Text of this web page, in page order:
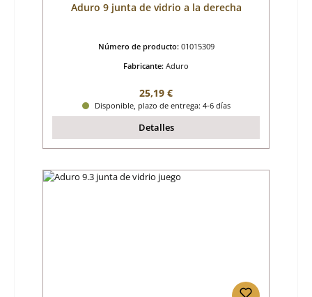
Aduro 9 junta de vidrio a la derecha
Número de producto: 01015309
Fabricante: Aduro
Precio normal:
25,19 €
Disponible, plazo de entrega: 4-6 días
Detalles